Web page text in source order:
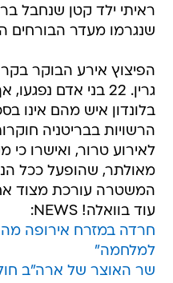
ראיתי ילד קטן שנחבל
שנגרמו מעדר הבורחים
הפיצוץ אירע הבוקר
גרין. 22 בני אדם
בלונדון איש מהם אינו
הרשויות בבריטניה
לאירוע טרור, ואישרו כי
מאולתר, שהופעל ככל
המשטרה עורכת מצוד
עוד בוואלה! NEWS:
חרדה במזרח אירופה
למלחמה"
שר האוצר של ארה"ב